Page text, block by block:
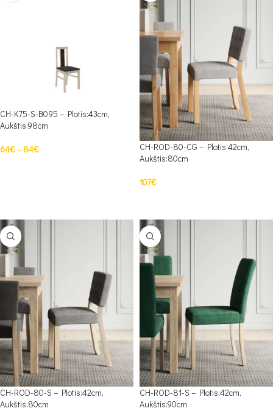
CH-K75-S-B095 – Plotis:43cm,
Aukštis:98cm
64€– 84€
CH-ROD-80-CG – Plotis:42cm,
Aukštis:80cm
107€
CH-ROD-80-S – Plotis:42cm,
Aukštis:80cm
CH-ROD-81-S – Plotis:42cm,
Aukštis:90cm